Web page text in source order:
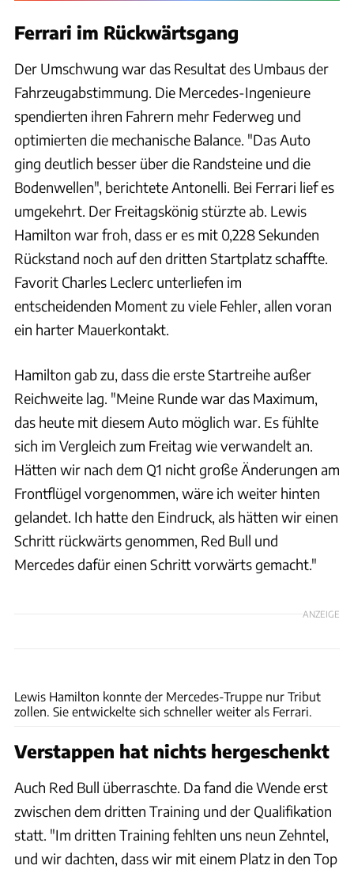
Ferrari im Rückwärtsgang
Der Umschwung war das Resultat des Umbaus der
Fahrzeugabstimmung. Die Mercedes-Ingenieure
spendierten ihren Fahrern mehr Federweg und
optimierten die mechanische Balance. "Das Auto
ging deutlich besser über die Randsteine und die
Bodenwellen", berichtete Antonelli. Bei Ferrari lief es
umgekehrt. Der Freitagskönig stürzte ab. Lewis
Hamilton war froh, dass er es mit 0,228 Sekunden
Rückstand noch auf den dritten Startplatz schaffte.
Favorit Charles Leclerc unterliefen im
entscheidenden Moment zu viele Fehler, allen voran
ein harter Mauerkontakt.
Hamilton gab zu, dass die erste Startreihe außer
Reichweite lag. "Meine Runde war das Maximum,
das heute mit diesem Auto möglich war. Es fühlte
sich im Vergleich zum Freitag wie verwandelt an.
Hätten wir nach dem Q1 nicht große Änderungen am
Frontflügel vorgenommen, wäre ich weiter hinten
gelandet. Ich hatte den Eindruck, als hätten wir einen
Schritt rückwärts genommen, Red Bull und
Mercedes dafür einen Schritt vorwärts gemacht."
ANZEIGE
Lewis Hamilton konnte der Mercedes-Truppe nur Tribut
zollen. Sie entwickelte sich schneller weiter als Ferrari.
Verstappen hat nichts hergeschenkt
Auch Red Bull überraschte. Da fand die Wende erst
zwischen dem dritten Training und der Qualifikation
statt. "Im dritten Training fehlten uns neun Zehntel,
und wir dachten, dass wir mit einem Platz in den Top